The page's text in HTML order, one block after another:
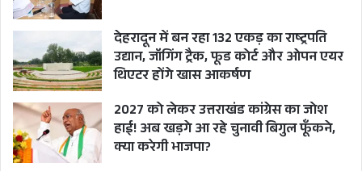
देहरादून में बन रहा 132 एकड़ का राष्ट्रपति
उद्यान, जॉगिंग ट्रैक, फूड कोर्ट और ओपन एयर
थिएटर होंगे खास आकर्षण
2027 को लेकर उत्तराखंड कांग्रेस का जोश
हाई! अब खड़गे आ रहे चुनावी बिगुल फूँकने,
क्या करेगी भाजपा?